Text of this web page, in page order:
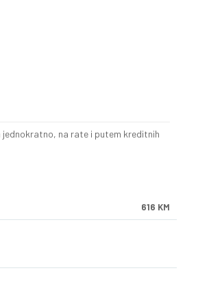
na rate i putem kreditnih
616 KM